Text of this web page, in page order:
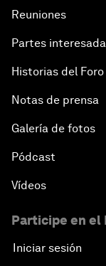
Reuniones
Partes
Historias del Foro
Notas de prensa
Galería de fotos
Pódcast
Vídeos
Participe en el
Iniciar sesión